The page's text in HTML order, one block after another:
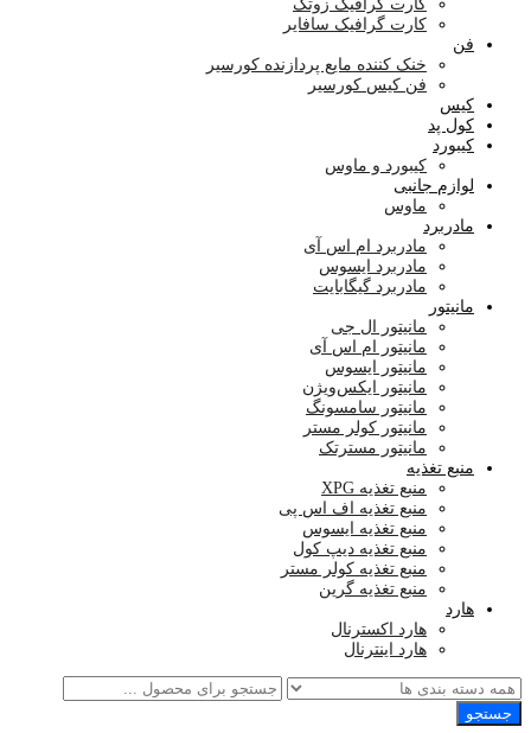
کارت گرافیک زوتک
کارت گرافیک سافایر
فن
خنک کننده مایع پردازنده کورسیر
فن کیس کورسیر
کیس
کول پد
کیبورد
کیبورد و ماوس
لوازم جانبی
ماوس
مادربرد
مادربرد ام اس آی
مادربرد ایسوس
مادربرد گیگابایت
مانیتور
مانیتور ال جی
مانیتور ام اس آی
مانیتور ایسوس
مانیتور ایکس‌ویژن
مانیتور سامسونگ
مانیتور کولر مستر
مانیتور مسترتک
منبع تغذیه
منبع تغذیه XPG
منبع تغذیه اف اس پی
منبع تغذیه ایسوس
منبع تغذیه دیپ کول
منبع تغذیه کولر مستر
منبع تغذیه گرین
هارد
هارد اکسترنال
هارد اینترنال
جستجو